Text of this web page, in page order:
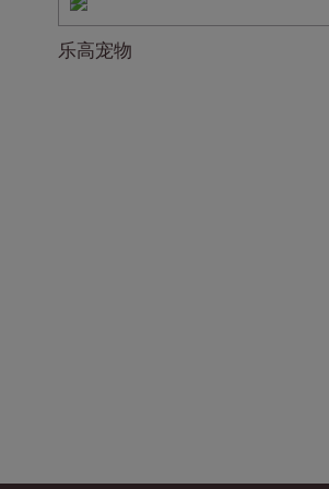
乐高宠物